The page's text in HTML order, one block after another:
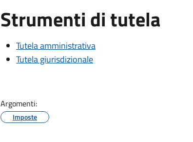
Strumenti di tutela
Tutela amministrativa
Tutela giurisdizionale
Argomenti:
Imposte